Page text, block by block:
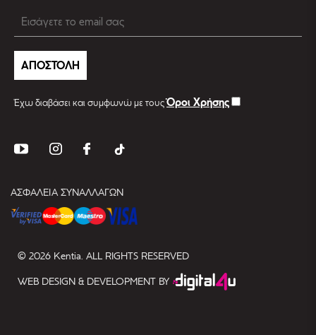
ΑΠΟΣΤΟΛΗ
Έχω διαβάσει και συμφωνώ με τουςΌροι Χρήσης
ΑΣΦΑΛΕΙΑ ΣΥΝΑΛΛΑΓΩΝ
© 2026 Kentia. ALL RIGHTS RESERVED
WEB DESIGN & DEVELOPMENT BY